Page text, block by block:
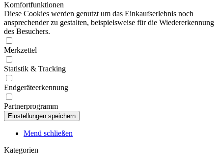
Komfortfunktionen
Diese Cookies werden genutzt um das Einkaufserlebnis noch
ansprechender zu gestalten, beispielsweise für die Wiedererkennung
des Besuchers.
Merkzettel
Statistik & Tracking
Endgeräteerkennung
Partnerprogramm
Menü schließen
Kategorien